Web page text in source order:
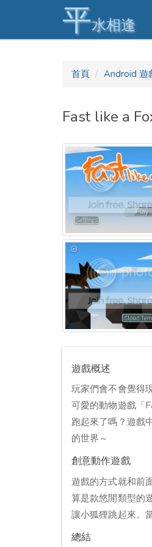
平水相逢
首頁 Android 遊
Fast like a
遊戲概述
玩家們會不會覺得
可愛的動物遊戲「
跑起來了嗎？遊戲
的世界～
創意動作遊戲
遊戲的方式就和前
算是款悠閒類型的
讓小狐狸跳起來。
總結